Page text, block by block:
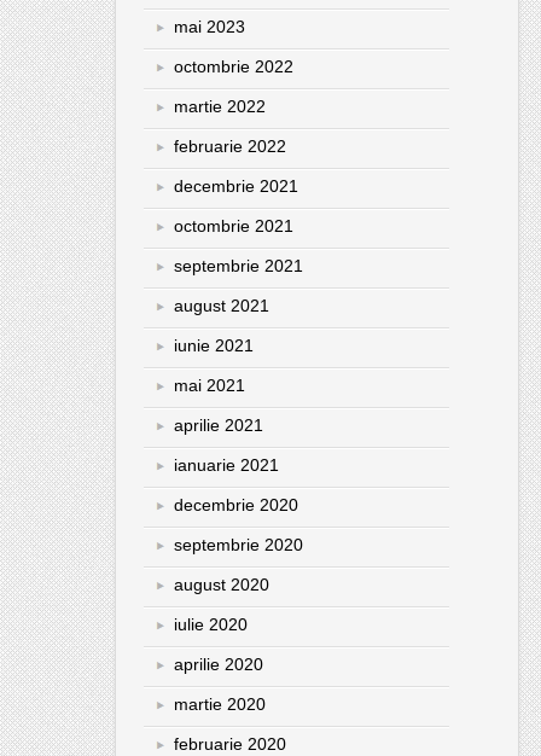
mai 2023
octombrie 2022
martie 2022
februarie 2022
decembrie 2021
octombrie 2021
septembrie 2021
august 2021
iunie 2021
mai 2021
aprilie 2021
ianuarie 2021
decembrie 2020
septembrie 2020
august 2020
iulie 2020
aprilie 2020
martie 2020
februarie 2020